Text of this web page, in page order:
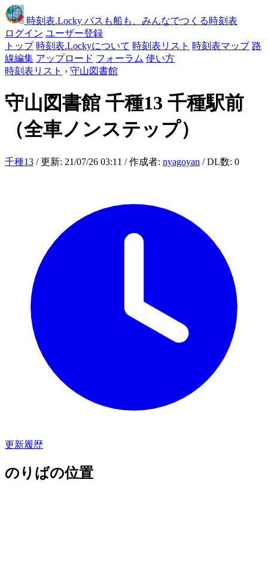
時刻表.Locky バスも船も、みんなでつくる時刻表
ログイン ユーザー登録
トップ 時刻表.Lockyについて 時刻表リスト 時刻表マップ 路
線編集 アップロード フォーラム 使い方
時刻表リスト › 守山図書館
守山図書館 千種13 千種駅前
（全車ノンステップ）
千種13 / 更新: 21/07/26 03:11 / 作成者: nyagoyan / DL数: 0
更新履歴
のりばの位置